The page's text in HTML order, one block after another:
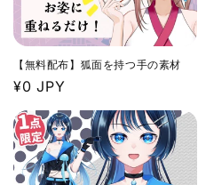
【無料配布】狐面を持つ手の素材
通
常
価
格
¥0 JPY